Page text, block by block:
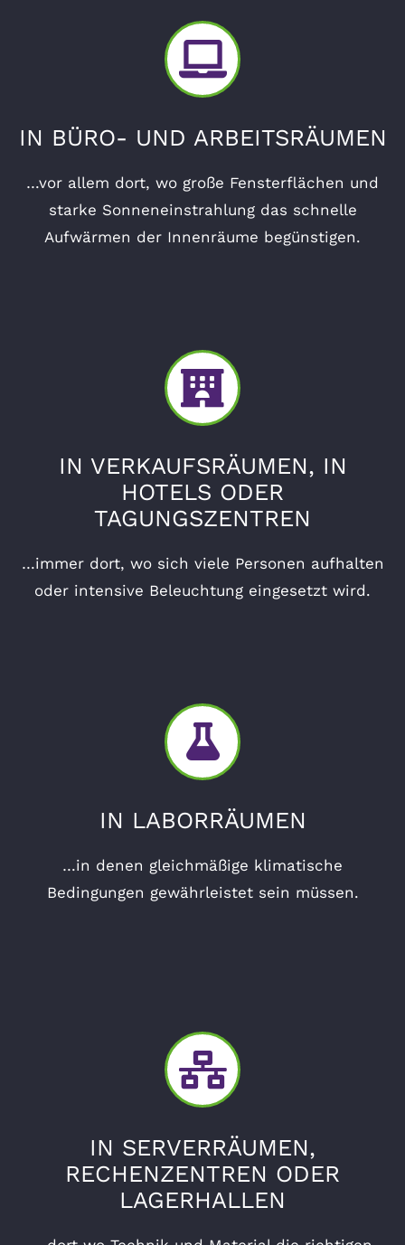
IN BÜRO- UND ARBEITSRÄUMEN
…vor allem dort, wo große Fensterflächen und
starke Sonneneinstrahlung das schnelle
Aufwärmen der Innenräume begünstigen.
IN VERKAUFSRÄUMEN, IN
HOTELS ODER
TAGUNGSZENTREN
…immer dort, wo sich viele Personen aufhalten
oder intensive Beleuchtung eingesetzt wird.
IN LABORRÄUMEN
…in denen gleichmäßige klimatische
Bedingungen gewährleistet sein müssen.
IN SERVERRÄUMEN,
RECHENZENTREN ODER
LAGERHALLEN